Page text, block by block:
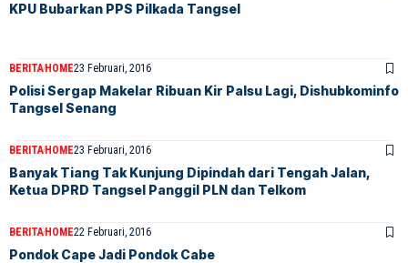
KPU Bubarkan PPS Pilkada Tangsel
BERITAHOME23 Februari, 2016
Polisi Sergap Makelar Ribuan Kir Palsu Lagi, Dishubkominfo
Tangsel Senang
BERITAHOME23 Februari, 2016
Banyak Tiang Tak Kunjung Dipindah dari Tengah Jalan,
Ketua DPRD Tangsel Panggil PLN dan Telkom
BERITAHOME22 Februari, 2016
Pondok Cape Jadi Pondok Cabe